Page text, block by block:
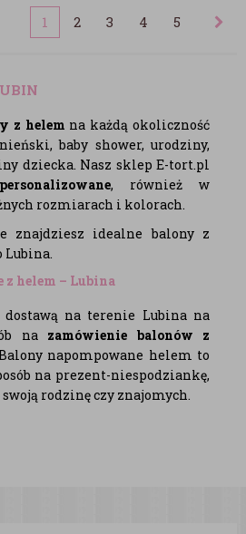
1 2 3 4 5
z helem na każdą okoliczność
baby shower, urodziny,
dziecka. Nasz sklep E-tort.pl
, również w
rozmiarach i kolorach.
znajdziesz idealne balony z
Lubina.
helem – Lubina
na terenie Lubina na
na zamówienie balonów z
napompowane helem to
na prezent-niespodziankę,
rodzinę czy znajomych.